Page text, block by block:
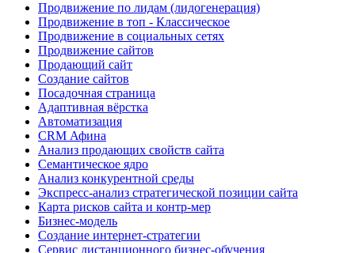
Продвижение по лидам (лидогенерация)
Продвижение в топ - Классическое
Продвижение в социальных сетях
Продвижение сайтов
Продающий сайт
Создание сайтов
Посадочная страница
Адаптивная вёрстка
Автоматизация
CRM Афина
Анализ продающих свойств сайта
Семантическое ядро
Анализ конкурентной среды
Экспресс-анализ стратегической позиции сайта
Карта рисков сайта и контр-мер
Бизнес-модель
Создание интернет-стратегии
Сервис дистанционного бизнес-обучения